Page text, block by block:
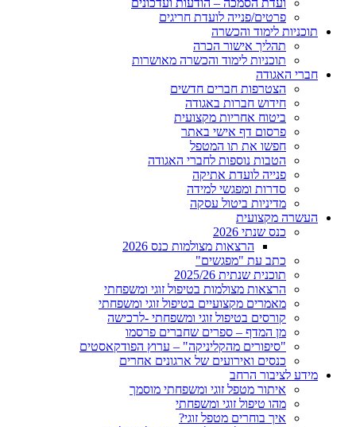
ועדת הסמכה – הודעות ועדכונים
פרטים/פנייה לועדת חריגים
תוכניות לימוד והכשרה
תהליך אישור הכרה
תוכניות לימוד והכשרה מאושרות
חברי האגודה
הצטרפות חברים חדשים
חידוש חברות באגודה
ביטוח אחריות מקצועית
פרסום דף אישי באתר
חפשו את תו המטפל
הטבות נוספות לחברי האגודה
פנייה לועדת אתיקה
סדרות ומפגשי למידה
מדיניות ביטול עסקה
העשרה מקצועית
כנס שנתי 2026
הרצאות מצולמות כנס 2026
כתב עת "מפגשים"
תוכנית שנתית 2025/26
הרצאות מצולמות בטיפול זוגי ומשפחתי
מאמרים מקצועיים בטיפול זוגי ומשפחתי
קורסים בטיפול זוגי ומשפחתי -לרכישה
מן המדף – ספרים שחברים פרסמו
"סיפורים מהקליניקה" – ערוץ הפודקאסטים
כנסים ואירועים של ארגונים אחרים
מידע לציבור הרחב
איתור מטפל זוגי ומשפחתי מוסמך
מהו טיפול זוגי ומשפחתי
איך בוחרים מטפל זוגי?